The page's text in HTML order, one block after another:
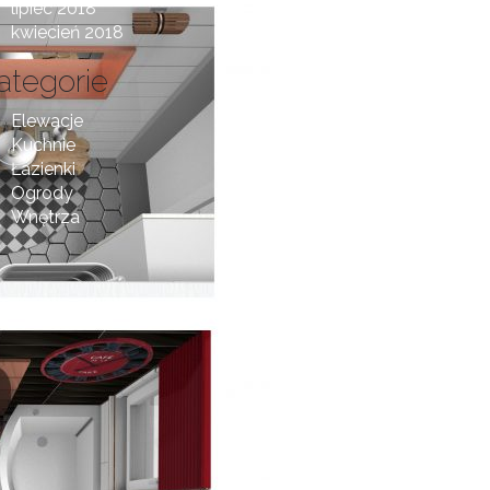
lipiec 2018
kwiecień 2018
Elewacje
Kuchnie
Łazienki
Ogrody
Wnętrza